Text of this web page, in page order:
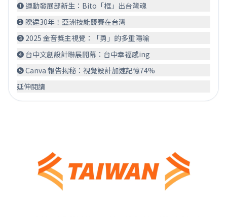
❶ 運動發展部新生：Bito「框」出台灣魂
❷ 睽違30年！亞洲技能競賽在台灣󠀠
❸ 2025 金音獎主視覺：「勇」的多重隱喻
❹ 台中文創設計聯展開幕：台中幸福感ing
❺ Canva 報告揭秘：視覺設計加速記憶74%
延伸閱讀